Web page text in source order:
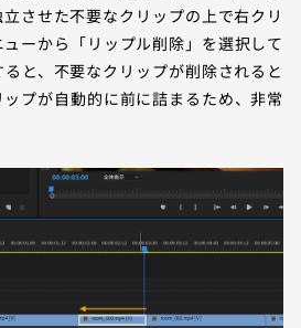
させた不要なクリップの上で右クリ
ーから「リップル削除」を選択して
と、不要なクリップが削除されると
プが自動的に前に詰まるため、非常